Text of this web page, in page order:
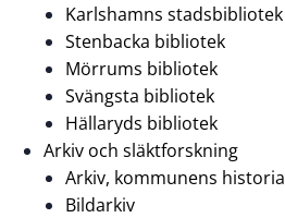
Karlshamns stadsbibliotek
Stenbacka bibliotek
Mörrums bibliotek
Svängsta bibliotek
Hällaryds bibliotek
Arkiv och släktforskning
Arkiv, kommunens historia
Bildarkiv